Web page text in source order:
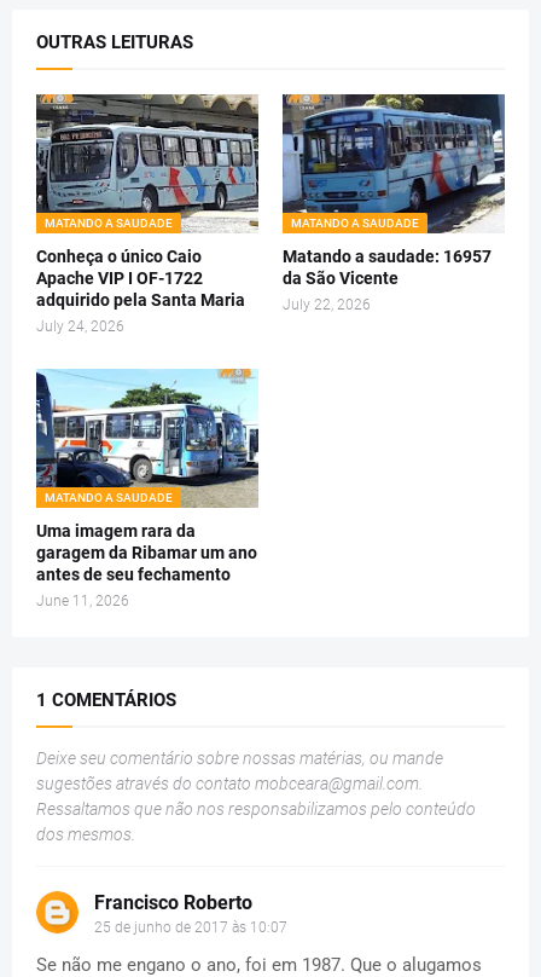
OUTRAS LEITURAS
MATANDO A SAUDADE
Conheça o único Caio
Apache VIP I OF-1722
adquirido pela Santa Maria
July 24, 2026
MATANDO A SAUDADE
Matando a saudade: 16957
da São Vicente
July 22, 2026
MATANDO A SAUDADE
Uma imagem rara da
garagem da Ribamar um ano
antes de seu fechamento
June 11, 2026
1 COMENTÁRIOS
Deixe seu comentário sobre nossas matérias, ou mande
sugestões através do contato mobceara@gmail.com
Ressaltamos que não nos responsabilizamos pelo conteúdo
dos mesmos.
Francisco Roberto
25 de junho de 2017 às 10:07
Se não me engano o ano, foi em 1987. Que o alugamos